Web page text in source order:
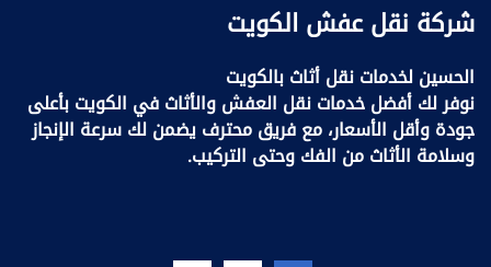
شركة نقل عفش الكويت
الحسين لخدمات نقل أثاث بالكويت
نوفر لك أفضل خدمات نقل العفش والأثاث في الكويت بأعلى
جودة وأقل الأسعار، مع فريق محترف يضمن لك سرعة الإنجاز
وسلامة الأثاث من الفك وحتى التركيب.